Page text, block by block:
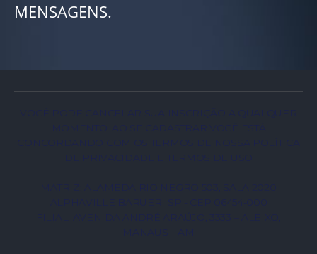
MENSAGENS.
VOCÊ PODE CANCELAR SUA INSCRIÇÃO A QUALQUER
MOMENTO. AO SE CADASTRAR VOCÊ ESTÁ
CONCORDANDO COM OS TERMOS DE NOSSA POLÍTICA
DE PRIVACIDADE E TERMOS DE USO
MATRIZ: ALAMEDA RIO NEGRO 503, SALA 2020
ALPHAVILLE BARUERI SP - CEP 06454-000
FILIAL: AVENIDA ANDRÉ ARAÚJO, 3333 – ALEIXO,
MANAUS – AM